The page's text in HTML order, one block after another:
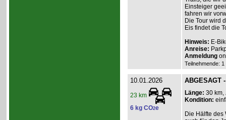
Einsteiger
fahren wir
Die Tour wird
Eis findet die
Hinweis: E-
Anreise:
Anmeldung
Teilnehmende:
10.01.2026
23 km
6 kg CO2e
ABGESAGT
Länge: 30 km,
Kondition:
Die Hälfte des